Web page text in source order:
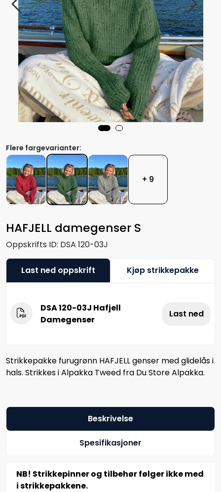
HAFJELL damegenser S
Oppskrifts ID: DSA 120-03J
Flere fargevarianter:
+ 9
Last ned oppskrift Kjøp strikkepakke
DSA 120-03J Hafjell
Damegenser
Last ned
Strikkepakke furugrønn HAFJELL genser med glidelås i
hals. Strikkes i Alpakka Tweed fra Du Store Alpakka.
Beskrivelse
Spesifikasjoner
NB! Strikkepinner og tilbehør følger ikke med
i strikkepakkene.